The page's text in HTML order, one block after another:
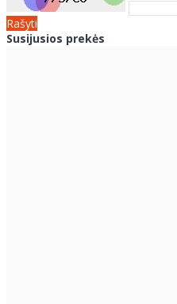
Rašyti
Susijusios prekės